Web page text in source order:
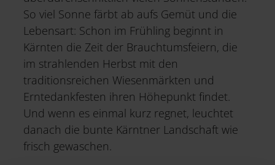
So viel Sonne färbt ab aufs Gemüt und die
Lebensart: Schon im Frühling beginnt in
Kärnten die Zeit der Brauchtumsfeiern, die
im strahlenden Herbst mit den
traditionsreichen Wiesenmärkten und
Erntedankfesten ihren Höhepunkt findet.
Und wenn es einmal kurz regnet, leuchtet
danach die bunte Kärntner Landschaft wie
frisch gewaschen.